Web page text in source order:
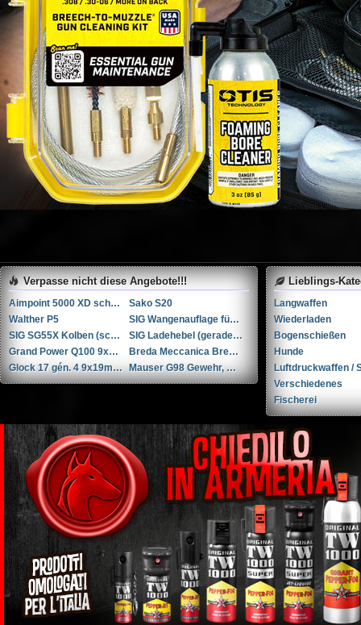
Verpasse nicht diese Angebote!!!
Aimpoint 5000 XD schwarz 3MOA
Sako S20
Walther P5
SIG Wangenauflage für SG55X Kolben (schwarz)
SIG SG55X Kolben (schwarz)
SIG Ladehebel (gerade) für SG55X
Grand Power Q100 9x19mm
Breda Meccanica Bresciana (BMB) BREN Mk II .30-06 Springfield
Glock 17 gén. 4 9x19mm Parabellum/Luger/NATO
Mauser G98 Gewehr, Kaliber 8x57 JS
Lieblings-
Langwaffen
Wiederladen
Bogenschießen
Hunde
Luftdruckwaffen /
Verschiedenes
Fischerei